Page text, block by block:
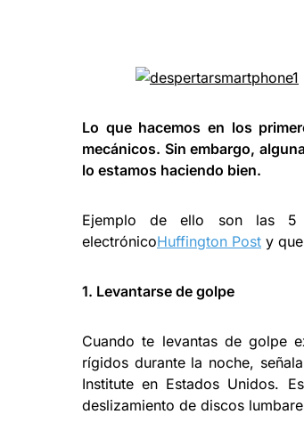
Lo que hacemos en los
mecánicos. Sin embargo,
lo estamos haciendo bien.
Ejemplo de ello son las 5
electrónicoHuffington Post y
1. Levantarse de golpe
Cuando te levantas de golpe
rígidos durante la noche,
Institute en Estados Unidos.
deslizamiento de discos